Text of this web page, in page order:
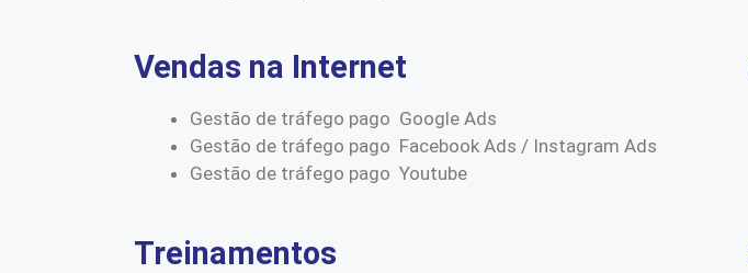
Vendas na Internet
Gestão de tráfego pago Google Ads
Gestão de tráfego pago Facebook Ads / Instagram Ads
Gestão de tráfego pago Youtube
Treinamentos